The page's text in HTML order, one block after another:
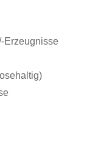
Erzeugnisse